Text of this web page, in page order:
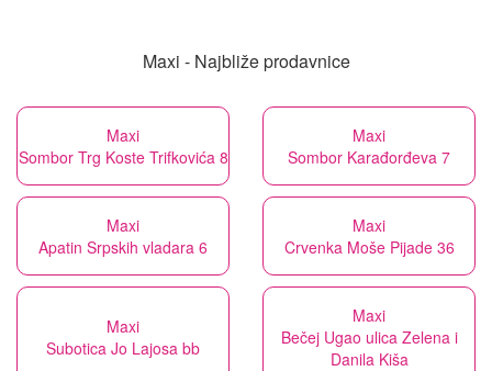
Maxi - Najbliže prodavnice
Maxi
Sombor Trg Koste Trifkovića 8
Maxi
Sombor Karađorđeva 7
Maxi
Apatin Srpskih vladara 6
Maxi
Crvenka Moše Pijade 36
Maxi
Subotica Jo Lajosa bb
Maxi
Bečej Ugao ulica Zelena i
Danila Kiša